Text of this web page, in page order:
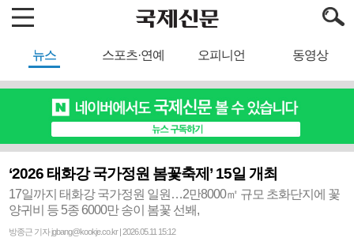
뉴스 스포츠·연예 오피니언 동영상
‘2026 태화강 국가정원 봄꽃축제’ 15일 개최
17일까지 태화강 국가정원 일원…2만8000㎡ 규모 초화단지에 꽃
양귀비 등 5종 6000만 송이 봄꽃 선봬,
방종근 기자 jgbang@kookje.co.kr | 2026.05.11 15:12